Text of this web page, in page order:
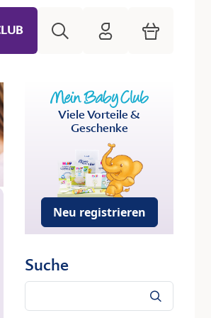
HiPP Mein Babyclub
Warenkorb
Viele Vorteile &
Geschenke
Neu registrieren
Suche